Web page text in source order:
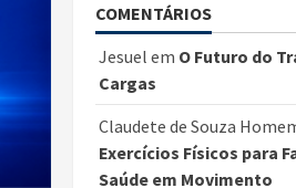
COMENTÁRIOS
Jesuel em O Futuro do
Cargas
Claudete de Souza
Exercícios Físicos para
Saúde em Movimento